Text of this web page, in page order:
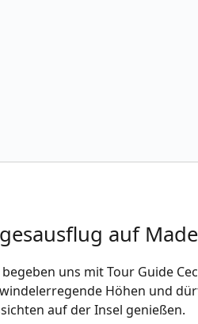
auf
uns mit Tour Guide
Höhen und
auf der Insel genießen.